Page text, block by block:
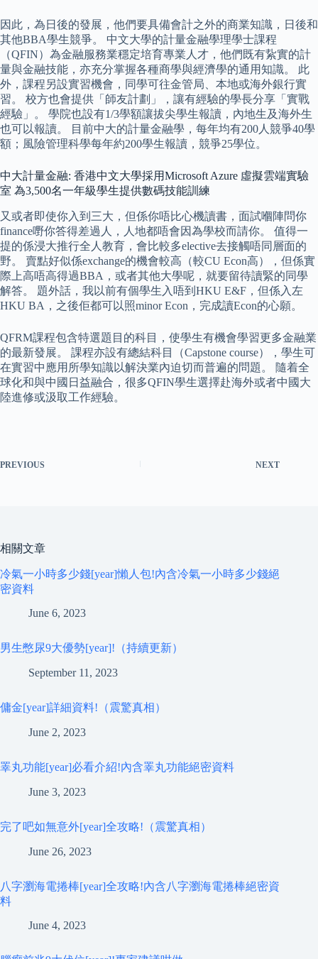
因此，為日後的發展，他們要具備會計之外的商業知識，日後和
其他BBA學生競爭。 中文大學的計量金融學理學士課程
（QFIN）為金融服務業穩定培育專業人才，他們既有紥實的計
量與金融技能，亦充分掌握各種商學與經濟學的通用知識。 此
外，課程另設實習機會，同學可往金管局、本地或海外銀行實
習。 校方也會提供「師友計劃」，讓有經驗的學長分享「實戰
經驗」。 學院也設有1/3學額讓拔尖學生報讀，內地生及海外生
也可以報讀。 目前中大的計量金融學，每年均有200人競爭40學
額；風險管理科學每年約200學生報讀，競爭25學位。
中大計量金融: 香港中文大學採用Microsoft Azure 虛擬雲端實驗
室 為3,500名一年級學生提供數碼技能訓練
又或者即使你入到三大，但係你唔比心機讀書，面試嗰陣問你
finance嘢你答得差過人，人地都唔會因為學校而請你。 值得一
提的係浸大推行全人教育，會比較多elective去接觸唔同層面的
野。 賣點好似係exchange的機會較高（較CU Econ高），但係實
際上高唔高得過BBA，或者其他大學呢，就要留待讀緊的同學
解答。 題外話，我以前有個學生入唔到HKU E&F，但係入左
HKU BA，之後佢都可以照minor Econ，完成讀Econ的心願。
QFRM課程包含特選題目的科目，使學生有機會學習更多金融業
的最新發展。 課程亦設有總結科目（Capstone course），學生可
在實習中應用所學知識以解決業內迫切而普遍的問題。 隨着全
球化和與中國日益融合，很多QFIN學生選擇赴海外或者中國大
陸進修或汲取工作經驗。
PREVIOUS NEXT
相關文章
冷氣一小時多少錢[year]懶人包!內含冷氣一小時多少錢絕
密資料
June 6, 2023
男生憋尿9大優勢[year]!（持續更新）
September 11, 2023
傭金[year]詳細資料!（震驚真相）
June 2, 2023
睪丸功能[year]必看介紹!內含睪丸功能絕密資料
June 3, 2023
完了吧如無意外[year]全攻略!（震驚真相）
June 26, 2023
八字瀏海電捲棒[year]全攻略!內含八字瀏海電捲棒絕密資
料
June 4, 2023